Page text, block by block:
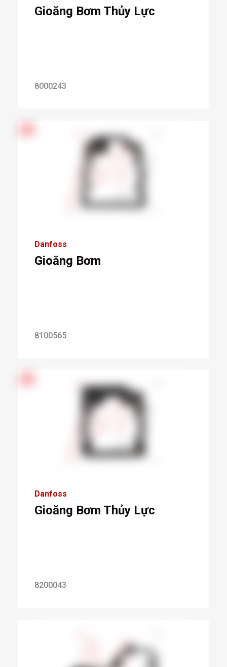
Gioăng Bơm Thủy Lực
8000243
Danfoss
Gioăng Bơm
8100565
Danfoss
Gioăng Bơm Thủy Lực
8200043